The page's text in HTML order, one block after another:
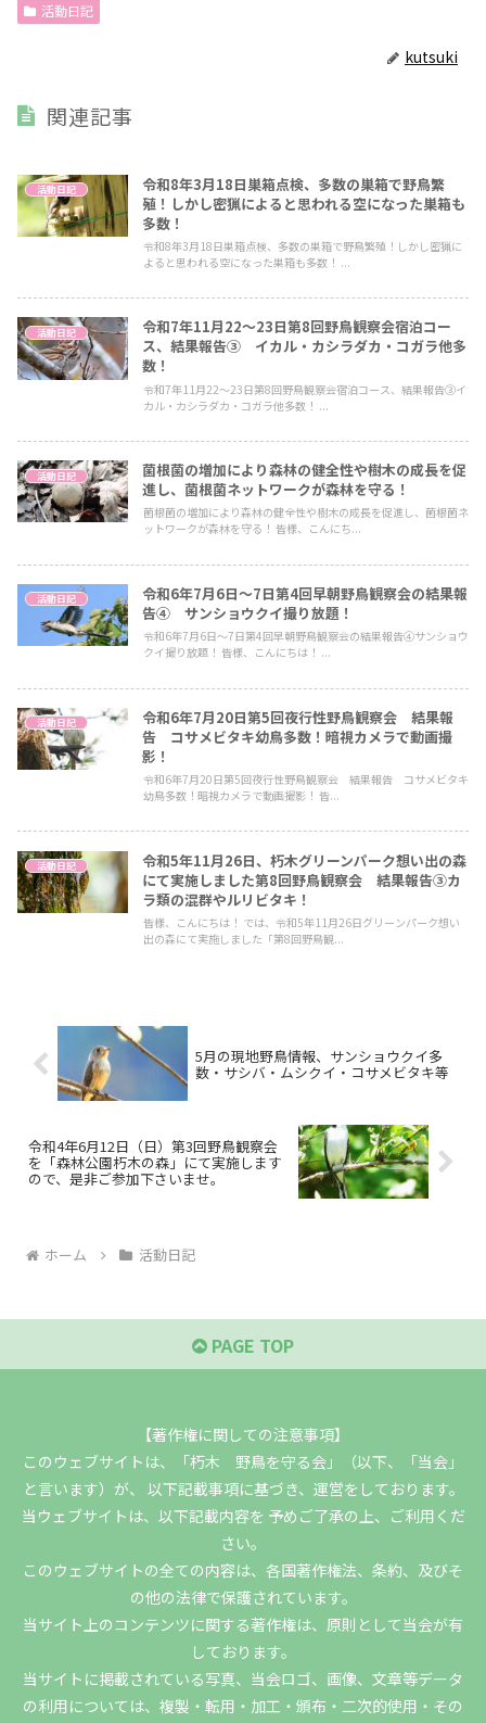
活動日記
kutsuki
関連記事
活動日記
令和8年3月18日巣箱点検、多数の巣箱で野鳥繁
殖！しかし密猟によると思われる空になった巣箱も
多数！
令和8年3月18日巣箱点検、多数の巣箱で野鳥繁殖！しかし密猟に
よると思われる空になった巣箱も多数！ ...
活動日記
令和7年11月22～23日第8回野鳥観察会宿泊コー
ス、結果報告③ イカル・カシラダカ・コガラ他多
数！
令和7年11月22～23日第8回野鳥観察会宿泊コース、結果報告③イ
カル・カシラダカ・コガラ他多数！ ...
活動日記
菌根菌の増加により森林の健全性や樹木の成長を促
進し、菌根菌ネットワークが森林を守る！
菌根菌の増加により森林の健全性や樹木の成長を促進し、菌根菌ネ
ットワークが森林を守る！ 皆様、こんにち...
活動日記
令和6年7月6日～7日第4回早朝野鳥観察会の結果報
告④ サンショウクイ撮り放題！
令和6年7月6日～7日第4回早朝野鳥観察会の結果報告④サンショウ
クイ撮り放題！ 皆様、こんにちは！ ...
活動日記
令和6年7月20日第5回夜行性野鳥観察会 結果報
告 コサメビタキ幼鳥多数！暗視カメラで動画撮
影！
令和6年7月20日第5回夜行性野鳥観察会 結果報告 コサメビタキ
幼鳥多数！暗視カメラで動画撮影！ 皆...
活動日記
令和5年11月26日、朽木グリーンパーク想い出の森
にて実施しました第8回野鳥観察会 結果報告③カ
ラ類の混群やルリビタキ！
皆様、こんにちは！ では、令和5年11月26日グリーンパーク想い
出の森にて実施しました「第8回野鳥観...
5月の現地野鳥情報、サンショウクイ多
数・サシバ・ムシクイ・コサメビタキ等
令和4年6月12日（日）第3回野鳥観察会
を「森林公園朽木の森」にて実施します
ので、是非ご参加下さいませ。
ホーム 活動日記
PAGE TOP
【著作権に関しての注意事項】
このウェブサイトは、「朽木 野鳥を守る会」（以下、「当会」
と言います）が、 以下記載事項に基づき、運営をしております。
当ウェブサイトは、以下記載内容を 予めご了承の上、ご利用くだ
さい。
このウェブサイトの全ての内容は、各国著作権法、条約、及びそ
の他の法律で保護されています。
当サイト上のコンテンツに関する著作権は、原則として当会が有
しております。
当サイトに掲載されている写真、当会ロゴ、画像、文章等データ
の利用については、複製・転用・加工・頒布・二次的使用・その